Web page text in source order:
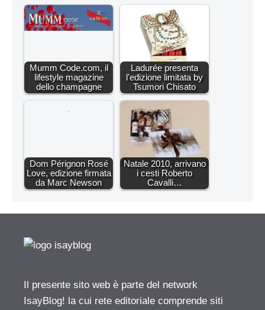
Mumm Code.com, il
lifestyle magazine
dello champagne
Ladurée presenta
l'edizione limitata by
Tsumori Chisato
Dom Pérignon Rosé
Love, edizione firmata
da Marc Newson
Natale 2010, arrivano
i cesti Roberto
Cavalli…
Il presente sito web è parte del network
IsayBlog! la cui rete editoriale comprende siti